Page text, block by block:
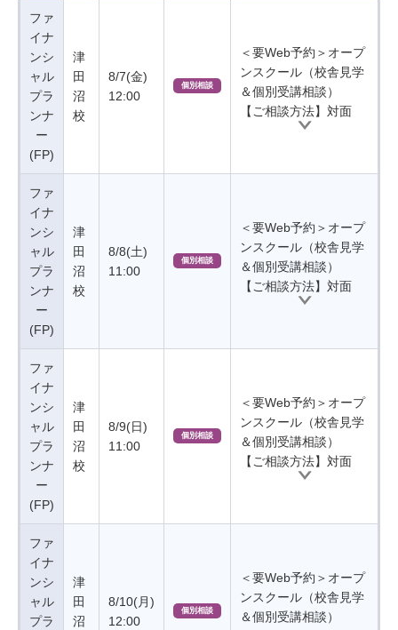
ファ
イナ
ンシ
ャル
プラ
ンナ
ー
(FP)
津
田
沼
校
8/7(金)
12:00
個別相談
＜要Web予約＞オープ
ンスクール（校舎見学
＆個別受講相談）
【ご相談方法】対面
ファ
イナ
ンシ
ャル
プラ
ンナ
ー
(FP)
津
田
沼
校
8/8(土)
11:00
個別相談
＜要Web予約＞オープ
ンスクール（校舎見学
＆個別受講相談）
【ご相談方法】対面
ファ
イナ
ンシ
ャル
プラ
ンナ
ー
(FP)
津
田
沼
校
8/9(日)
11:00
個別相談
＜要Web予約＞オープ
ンスクール（校舎見学
＆個別受講相談）
【ご相談方法】対面
ファ
イナ
ンシ
ャル
プラ
津
田
沼
8/10(月)
12:00
個別相談
＜要Web予約＞オープ
ンスクール（校舎見学
＆個別受講相談）